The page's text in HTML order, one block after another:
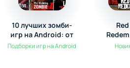
10 лучших зомби-
игр на Android: от
выживания до
Подборки игр на Android